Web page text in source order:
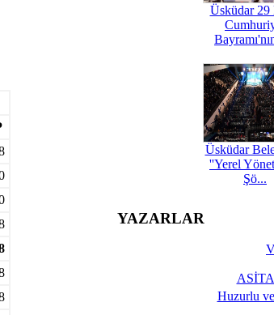
Üsküdar 29
Üsküdar
''Yerel
Şö...
YAZARLAR
Huzurlu